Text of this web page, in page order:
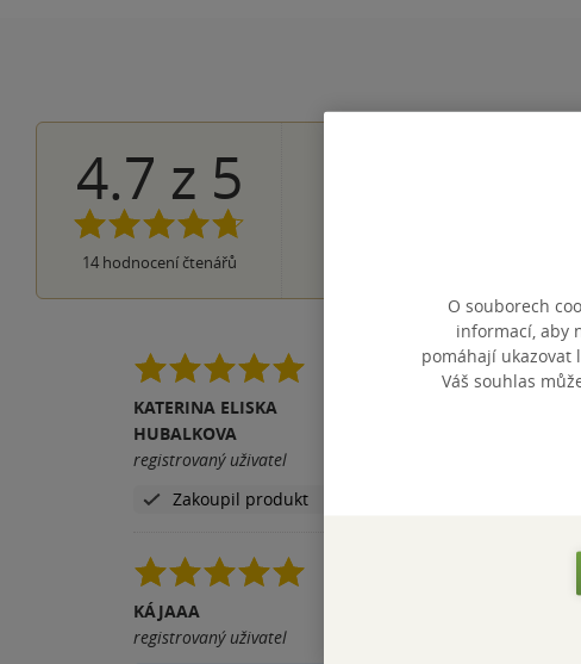
4.7 z 5
14hodnocení čtenářů
KATERINA ELISKA
HUBALKOVA
registrovaný uživatel
Zakoupil produkt
krásná kniha, ale
lidi, kteří chtějí začít s
KÁJAAA
registrovaný uživatel
Genuinely my favourite
O souborech
informací, aby
pomáhají ukazovat
Váš souhlas